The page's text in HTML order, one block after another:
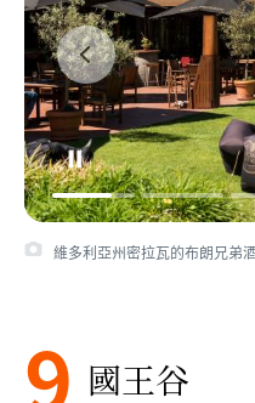
維多利亞州密拉瓦的布朗兄弟
9 國王谷